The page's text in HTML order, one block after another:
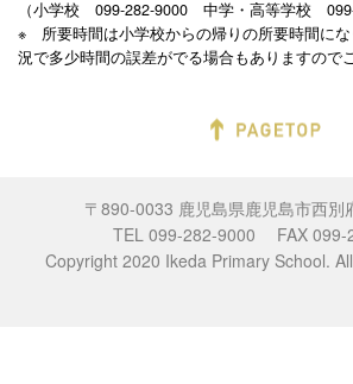
（小学校 099-282-9000 中学・高等学校 099-
※ 所要時間は小学校からの帰りの所要時間に
況で多少時間の誤差がでる場合もありますので
〒890-0033 鹿児島県鹿児島市西別
TEL 099-282-9000 FAX 099-
Copyright 2020 Ikeda Primary School.